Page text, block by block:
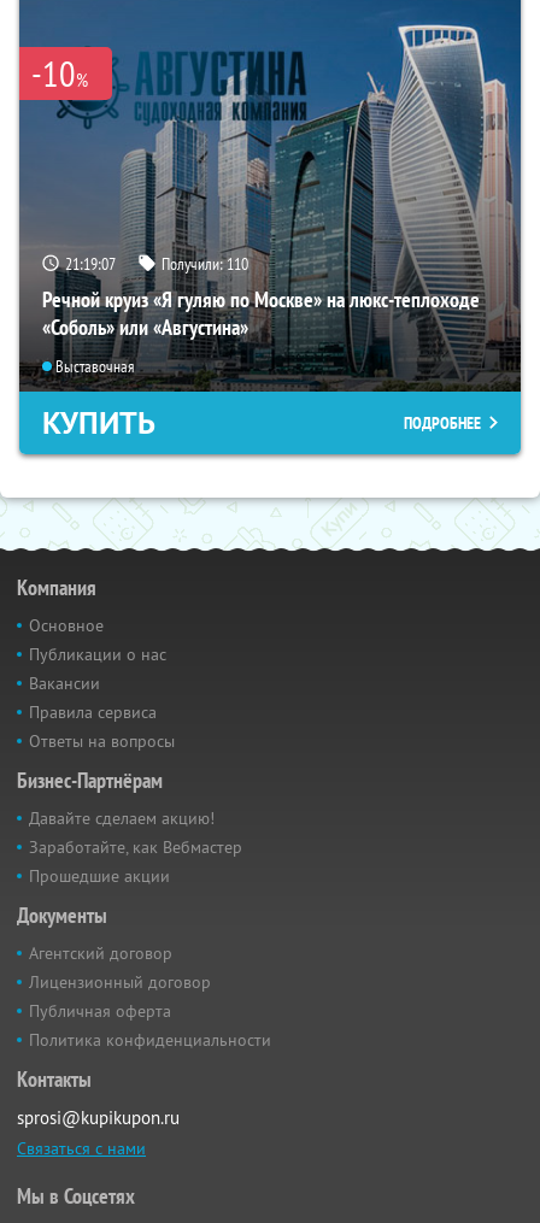
-10%
21:19:06 Получили:110
Речной круиз «Я гуляю по Москве» на люкс-теплоходе
«Соболь» или «Августина»
Выставочная
КУПИТЬ ПОДРОБНЕЕ
Компания
Основное
Публикации о нас
Вакансии
Правила сервиса
Ответы на вопросы
Бизнес-Партнёрам
Давайте сделаем акцию!
Заработайте, как Вебмастер
Прошедшие акции
Документы
Агентский договор
Лицензионный договор
Публичная оферта
Политика конфиденциальности
Контакты
sprosi@kupikupon.ru
Связаться с нами
Мы в Соцсетях